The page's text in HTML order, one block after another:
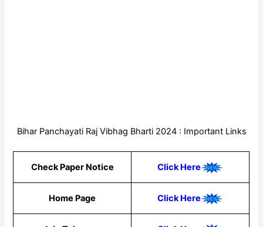
Bihar Panchayati Raj Vibhag Bharti 2024 : Important Links
Check Paper Notice Click Here
Home Page Click Here